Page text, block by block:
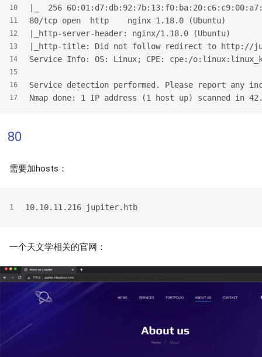
10
11
12
13
14
15
16
17
|_  256
80/tcp open  http    nginx 1.18.0 (Ubuntu)
|_http-server-header: nginx/1.18.0 (Ubuntu)
|_http-title: Did not follow redirect to http://
Service Info: OS: Linux; CPE: cpe:/
Service detection performed. Please report any
Nmap done: 1 IP address (1 host up) scanned in
80
需要加hosts：
1 10.10.11.216 jupiter.htb
一个天文学相关的官网：